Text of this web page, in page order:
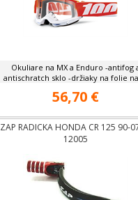
Okuliare na MX a Enduro -antifog
antischratch sklo -držiaky na folie
56,70 €
ZAP RADICKA HONDA CR 125 90-
12005